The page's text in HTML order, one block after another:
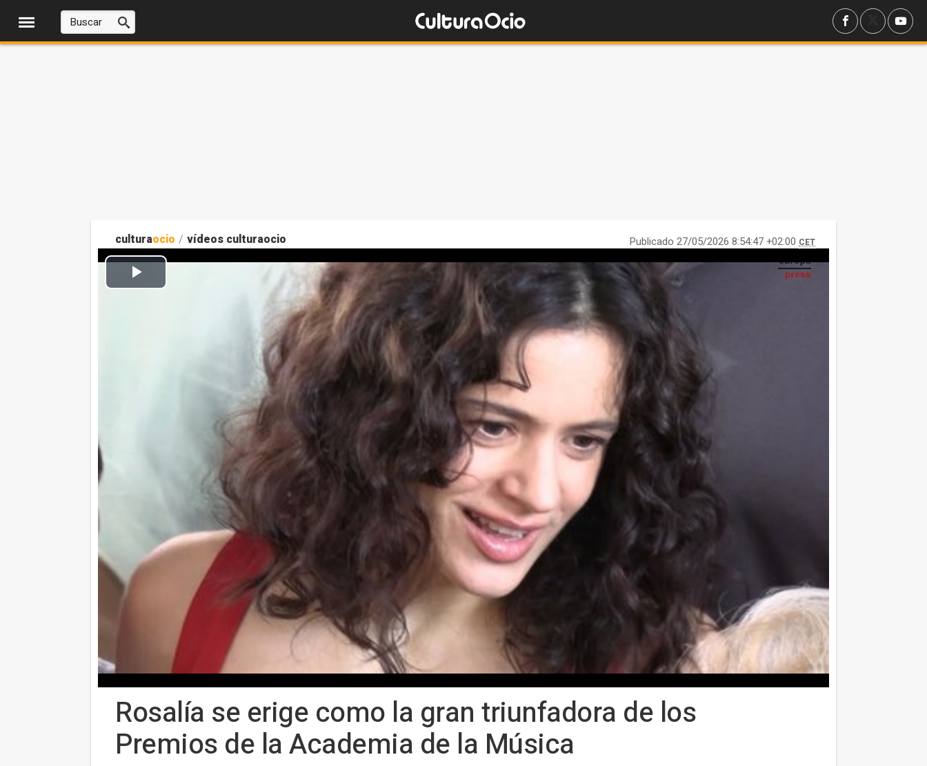
culturaocio / vídeos culturaocio Publicado 27/05/2026 8:54:47 +02:00 CET
Rosalía se erige como la gran triunfadora de los
Premios de la Academia de la Música